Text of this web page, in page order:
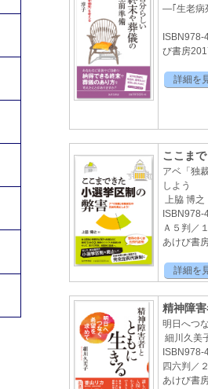
―｢生老病
び書房
詳細を
ここま
アベ「独
しよう
上脇 博之
Ａ５判／
あけび書
詳細を
精神障
明日へつ
細川久美
四六判／
あけび書